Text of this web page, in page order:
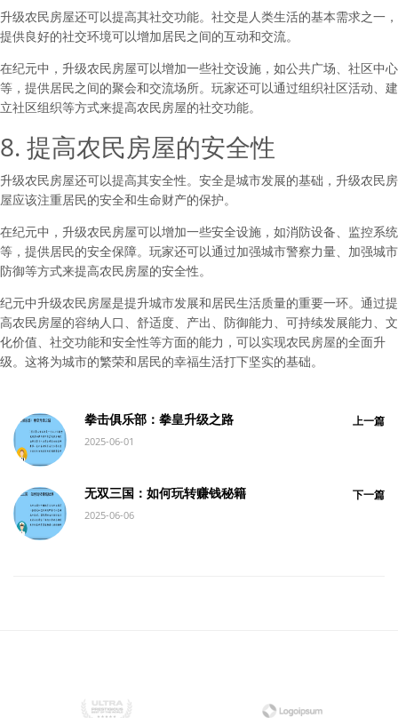
升级农民房屋还可以提高其社交功能。社交是人类生活的基本需求之一，
提供良好的社交环境可以增加居民之间的互动和交流。
在纪元中，升级农民房屋可以增加一些社交设施，如公共广场、社区中心
等，提供居民之间的聚会和交流场所。玩家还可以通过组织社区活动、建
立社区组织等方式来提高农民房屋的社交功能。
8. 提高农民房屋的安全性
升级农民房屋还可以提高其安全性。安全是城市发展的基础，升级农民房
屋应该注重居民的安全和生命财产的保护。
在纪元中，升级农民房屋可以增加一些安全设施，如消防设备、监控系统
等，提供居民的安全保障。玩家还可以通过加强城市警察力量、加强城市
防御等方式来提高农民房屋的安全性。
纪元中升级农民房屋是提升城市发展和居民生活质量的重要一环。通过提
高农民房屋的容纳人口、舒适度、产出、防御能力、可持续发展能力、文
化价值、社交功能和安全性等方面的能力，可以实现农民房屋的全面升
级。这将为城市的繁荣和居民的幸福生活打下坚实的基础。
拳击俱乐部：拳皇升级之路
2025-06-01
上一篇
无双三国：如何玩转赚钱秘籍
2025-06-06
下一篇